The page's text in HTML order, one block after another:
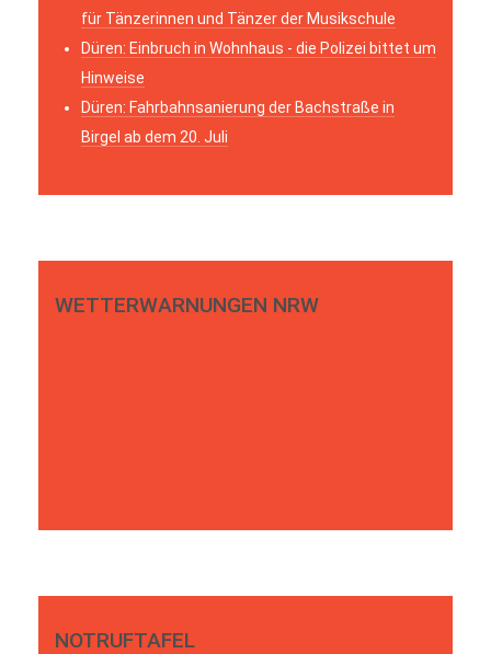
für Tänzerinnen und Tänzer der Musikschule
Düren: Einbruch in Wohnhaus - die Polizei bittet um
Hinweise
Düren: Fahrbahnsanierung der Bachstraße in
Birgel ab dem 20. Juli
WETTERWARNUNGEN NRW
NOTRUFTAFEL